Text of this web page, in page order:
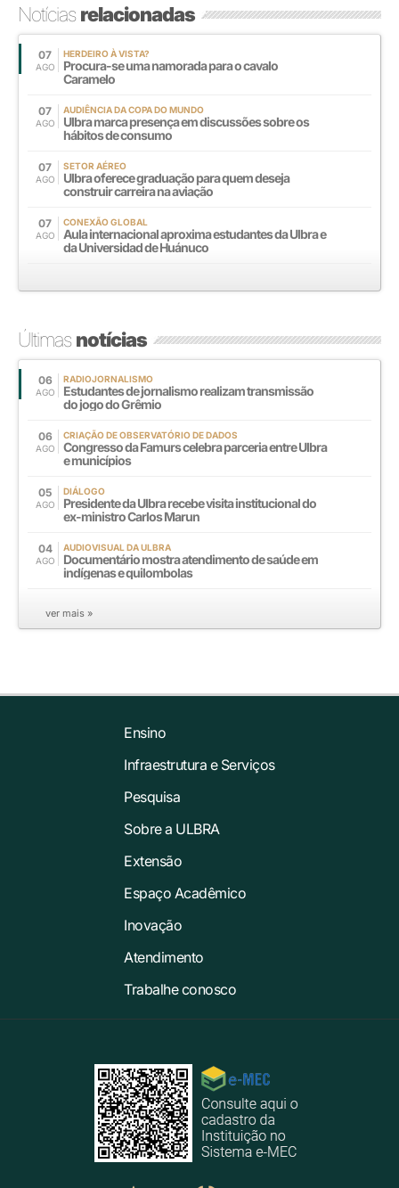
Notíciasrelacionadas
07
AGO
HERDEIRO À VISTA?
Procura-se uma namorada para o cavalo
Caramelo
07
AGO
AUDIÊNCIA DA COPA DO MUNDO
Ulbra marca presença em discussões sobre os
hábitos de consumo
07
AGO
SETOR AÉREO
Ulbra oferece graduação para quem deseja
construir carreira na aviação
07
AGO
CONEXÃO GLOBAL
Aula internacional aproxima estudantes da Ulbra e
da Universidad de Huánuco
Últimasnotícias
06
AGO
RADIOJORNALISMO
Estudantes de jornalismo realizam transmissão
do jogo do Grêmio
06
AGO
CRIAÇÃO DE OBSERVATÓRIO DE DADOS
Congresso da Famurs celebra parceria entre Ulbra
e municípios
05
AGO
DIÁLOGO
Presidente da Ulbra recebe visita institucional do
ex-ministro Carlos Marun
04
AGO
AUDIOVISUAL DA ULBRA
Documentário mostra atendimento de saúde em
indígenas e quilombolas
ver mais »
Ensino
Infraestrutura e Serviços
Pesquisa
Sobre a ULBRA
Extensão
Espaço Acadêmico
Inovação
Atendimento
Trabalhe conosco